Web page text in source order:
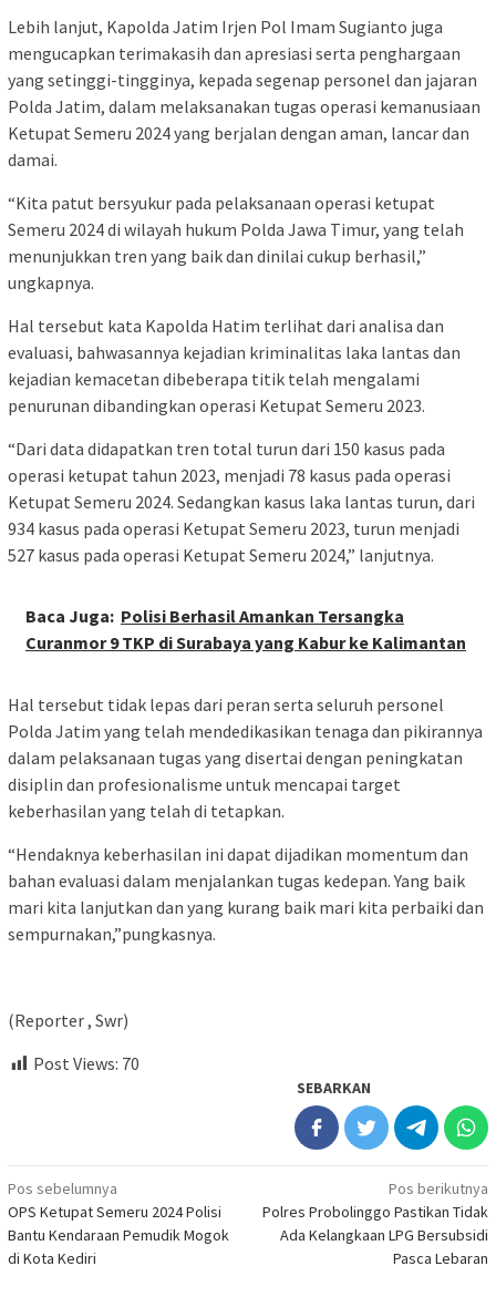
Lebih lanjut, Kapolda Jatim Irjen Pol Imam Sugianto juga
mengucapkan terimakasih dan apresiasi serta penghargaan
yang setinggi-tingginya, kepada segenap personel dan jajaran
Polda Jatim, dalam melaksanakan tugas operasi kemanusiaan
Ketupat Semeru 2024 yang berjalan dengan aman, lancar dan
damai.
“Kita patut bersyukur pada pelaksanaan operasi ketupat
Semeru 2024 di wilayah hukum Polda Jawa Timur, yang telah
menunjukkan tren yang baik dan dinilai cukup berhasil,”
ungkapnya.
Hal tersebut kata Kapolda Hatim terlihat dari analisa dan
evaluasi, bahwasannya kejadian kriminalitas laka lantas dan
kejadian kemacetan dibeberapa titik telah mengalami
penurunan dibandingkan operasi Ketupat Semeru 2023.
“Dari data didapatkan tren total turun dari 150 kasus pada
operasi ketupat tahun 2023, menjadi 78 kasus pada operasi
Ketupat Semeru 2024. Sedangkan kasus laka lantas turun, dari
934 kasus pada operasi Ketupat Semeru 2023, turun menjadi
527 kasus pada operasi Ketupat Semeru 2024,” lanjutnya.
Baca Juga: Polisi Berhasil Amankan Tersangka
Curanmor 9 TKP di Surabaya yang Kabur ke Kalimantan
Hal tersebut tidak lepas dari peran serta seluruh personel
Polda Jatim yang telah mendedikasikan tenaga dan pikirannya
dalam pelaksanaan tugas yang disertai dengan peningkatan
disiplin dan profesionalisme untuk mencapai target
keberhasilan yang telah di tetapkan.
“Hendaknya keberhasilan ini dapat dijadikan momentum dan
bahan evaluasi dalam menjalankan tugas kedepan. Yang baik
mari kita lanjutkan dan yang kurang baik mari kita perbaiki dan
sempurnakan,”pungkasnya.
(Reporter , Swr)
Post Views: 70
SEBARKAN
Navigasi
pos
Pos sebelumnya
OPS Ketupat Semeru 2024 Polisi
Bantu Kendaraan Pemudik Mogok
di Kota Kediri
Pos berikutnya
Polres Probolinggo Pastikan Tidak
Ada Kelangkaan LPG Bersubsidi
Pasca Lebaran